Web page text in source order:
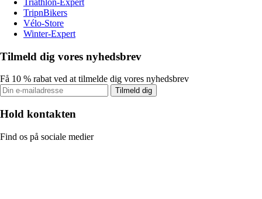
TripnBikers
Vélo-Store
Winter-Expert
Tilmeld dig vores nyhedsbrev
Få 10 % rabat ved at tilmelde dig vores nyhedsbrev
Tilmeld dig
Hold kontakten
Find os på sociale medier